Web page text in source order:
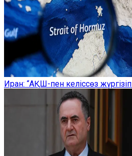
Иран: “АҚШ-пен келіссөз